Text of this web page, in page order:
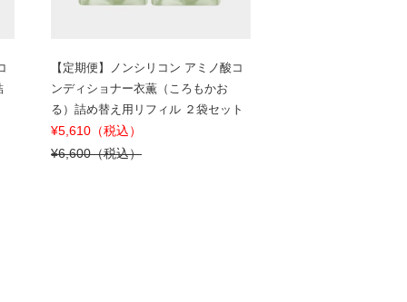
【定期便】ノンシリコン アミノ酸コ
ンディショナー衣薫（ころもかお
る）詰め替え用リフィル ２袋セット
¥5,610（税込）
¥6,600（税込）